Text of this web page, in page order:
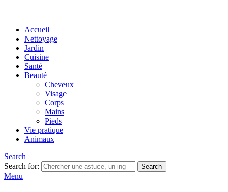
Accueil
Nettoyage
Jardin
Cuisine
Santé
Beauté
Cheveux
Visage
Corps
Mains
Pieds
Vie pratique
Animaux
Search
Search for:
Search
Menu